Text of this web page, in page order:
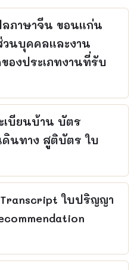
ลภาษาจีน ขอนแก่น
นบุคคลและงาน
ของประเภทงานที่รับ
เบียนบ้าน บัตร
นทาง สูติบัตร ใบ
Transcript ใบปริญญา